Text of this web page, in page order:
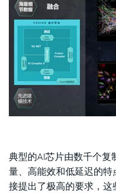
典型的AI芯片由数千个复
量、高能效和低延迟的
接提出了极高的要求，